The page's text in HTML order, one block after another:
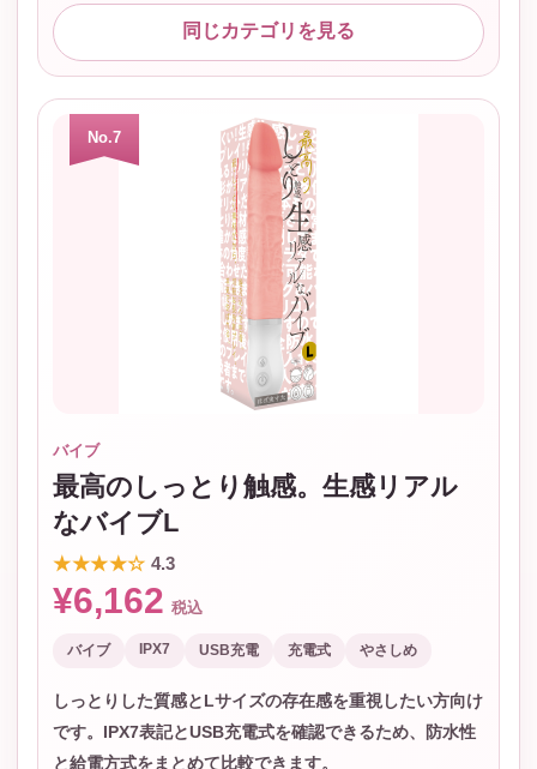
同じカテゴリを見る
No.7
バイブ
最高のしっとり触感。生感リアル
なバイブL
★★★★☆ 4.3
¥6,162 税込
バイブ IPX7 USB充電 充電式 やさしめ
しっとりした質感とLサイズの存在感を重視したい方向け
です。IPX7表記とUSB充電式を確認できるため、防水性
と給電方式をまとめて比較できます。